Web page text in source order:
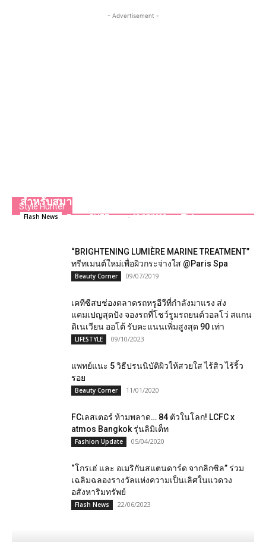
- Advertisement -
Style Hunter
สำหรับสมาชิกบัตรเครดิตยูโอบีเท่านั้น
Flash News Team GLITZmag - 03/07/2025 0
“BRIGHTENING LUMIÈRE MARINE TREATMENT”
ทรีทเมนต์ใหม่เพื่อผิวกระจ่างใส @Paris Spa
Beauty Corner 09/07/2019
เคทีซีสบช่องตลาดรถหรูอีวีที่กำลังมาแรง ส่ง
แคมเปญสุดปัง จองรถที่โชว์รูมรถยนต์วอลโว่ สแกน
ดิเนเวียน ออโต้ รับคะแนนเพิ่มสูงสุด 90 เท่า
LIFESTYLE 09/10/2023
แพทย์แนะ 5 วิธีปรนนิบัติผิวให้สวยใส ไร้สิว ไร้ริ้ว
รอย
Beauty Corner 11/01/2020
FC​เลสเตอร์​ ห้าม​พลาด… 84 ตัวในโลก!​ LCFC x
atmos Bangkok รุ่นลิมิเต็ท
Fashion Update 05/04/2020
“โกรเฮ่ และ อเมริกันสแตนดาร์ด จากลิกซิล” ร่วม
เฉลิมฉลองรางวัลแห่งความเป็นเลิศในแวดวง
อสังหาริมทรัพย์
Flash News 22/06/2023